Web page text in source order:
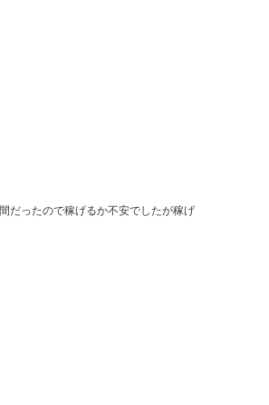
だったので稼げるか不安でしたが稼げ